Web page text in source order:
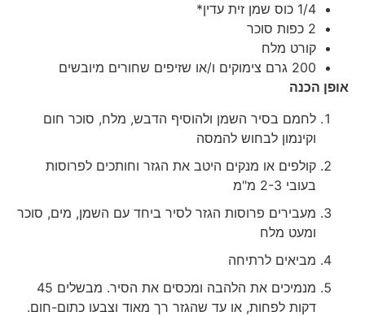
1/4 כוס שמן זית עדין*
2 כפות סוכר
קורט מלח
200 גרם צימוקים ו/או שזיפים שחורים מיובשים
אופן הכנה
לחמם בסיר השמן ולהוסיף הדבש, מלח, סוכר חום
וקינמון לבחוש להמסה
קולפים או מנקים היטב את הגזר וחותכים לפרוסות
בעובי 2-3 מ"מ
מעבירים פרוסות הגזר לסיר ביחד עם השמן, מים, סוכר
ומעט מלח
מביאים לרתיחה
מנמיכים את הלהבה ומכסים את הסיר. מבשלים 45
דקות לפחות, או עד שהגזר רך מאוד וצבעו כתום-חום.